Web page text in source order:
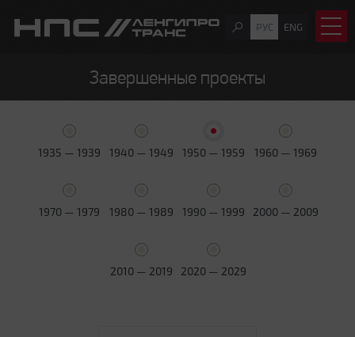
РУС ENG
Завершенные проекты
1935 — 1939 1940 — 1949 1950 — 1959 1960 — 1969
1970 — 1979 1980 — 1989 1990 — 1999 2000 — 2009
2010 — 2019 2020 — 2029